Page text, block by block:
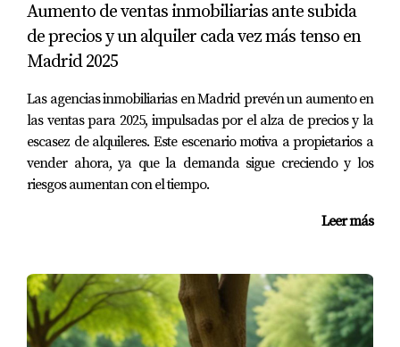
Aumento de ventas inmobiliarias ante subida
de precios y un alquiler cada vez más tenso en
Madrid 2025
Las agencias inmobiliarias en Madrid prevén un aumento en
las ventas para 2025, impulsadas por el alza de precios y la
escasez de alquileres. Este escenario motiva a propietarios a
vender ahora, ya que la demanda sigue creciendo y los
riesgos aumentan con el tiempo.
Leer más